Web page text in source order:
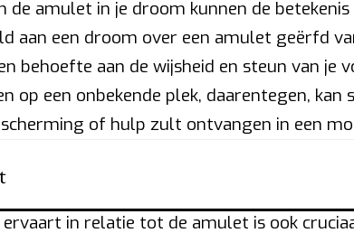
de amulet in je droom kunnen de
aan een droom over een amulet geërfd
behoefte aan de wijsheid en steun van je
op een onbekende plek, daarentegen, kan
of hulp zult ontvangen in een
ervaart in relatie tot de amulet is ook